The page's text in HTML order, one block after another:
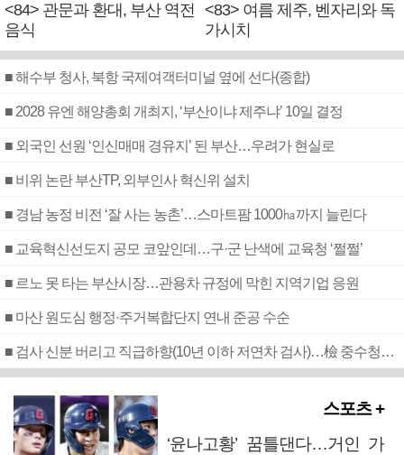
<84> 관문과 환대, 부산 역전
음식
<83> 여름 제주, 벤자리와 독
가시치
■ 해수부 청사, 북항 국제여객터미널 옆에 선다(종합)
■ 2028 유엔 해양총회 개최지, ‘부산이냐 제주냐’ 10일 결정
■ 외국인 선원 ‘인신매매 경유지’ 된 부산…우려가 현실로
■ 비위 논란 부산TP, 외부인사 혁신위 설치
■ 경남 농정 비전 ‘잘 사는 농촌’…스마트팜 1000㏊까지 늘린다
■ 교육혁신선도지 공모 코앞인데…구·군 난색에 교육청 ‘쩔쩔’
■ 르노 못 타는 부산시장…관용차 규정에 막힌 지역기업 응원
■ 마산 원도심 행정·주거복합단지 연내 준공 수순
■ 검사 신분 버리고 직급하향(10년 이하 저연차 검사)…檢 중수청행 기피
스포츠 +
‘윤나고황’ 꿈틀댄다…거인 가